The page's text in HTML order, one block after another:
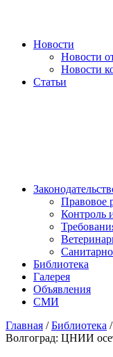
Новости
Новости
Новости
Статьи
Правовое
Контроль
Библиотека
Галерея
Объявления
СМИ
Главная /Библиотека /
Волгоград: ЦНИИ